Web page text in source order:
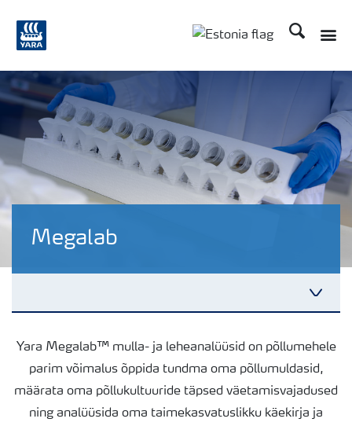
Otsi
Megalab
Elementide bilansi kalkulaator
Yara Megalab™ mulla- ja leheanalüüsid on põllumehele
parim võimalus õppida tundma oma põllumuldasid,
määrata oma põllukultuuride täpsed väetamisvajadused
ning analüüsida oma taimekasvatuslikku käekirja ja